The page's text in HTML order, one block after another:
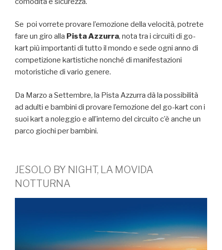
Se poi vorrete provare l’emozione della velocità, potrete
fare un giro alla Pista Azzurra, nota tra i circuiti di go-
kart più importanti di tutto il mondo e sede ogni anno di
competizione kartistiche nonché di manifestazioni
motoristiche di vario genere.
Da Marzo a Settembre, la Pista Azzurra dà la possibilità
ad adulti e bambini di provare l’emozione del go-kart con i
suoi kart a noleggio e all’interno del circuito c’è anche un
parco giochi per bambini.
JESOLO BY NIGHT, LA MOVIDA
NOTTURNA